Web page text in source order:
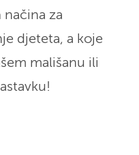
za
djeteta, a koje
mališanu ili